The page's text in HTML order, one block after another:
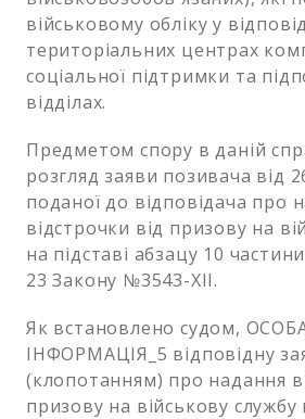
військовому обліку у
територіальних центрах
соціальної підтримки та
відділах.
Предметом спору в даній
розгляд заяви позивача від
поданої до відповідача про
відстрочки від призову на
на підставі абзацу 10
23 Закону №3543-ХІІ.
Як встановлено судом,
ІНФОРМАЦІЯ_5 відповідну
(клопотанням) про надання
призову на військову службу